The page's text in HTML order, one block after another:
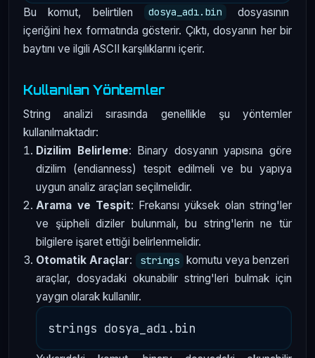
Bu komut, belirtilen dosya_adı.bin
dosyasının
içeriğini hex formatında gösterir. Çıktı, dosyanın her bir
baytını ve ilgili ASCII karşılıklarını içerir.
Kullanılan Yöntemler
String analizi sırasında genellikle şu yöntemler
kullanılmaktadır:
Dizilim Belirleme: Binary dosyanın yapısına göre
dizilim (endianness) tespit edilmeli ve bu yapıya
uygun analiz araçları seçilmelidir.
Arama ve Tespit: Frekansı yüksek olan string'ler
ve şüpheli diziler bulunmalı, bu string'lerin ne tür
bilgilere işaret ettiği belirlenmelidir.
Otomatik Araçlar: strings
komutu veya benzeri
araçlar, dosyadaki okunabilir string'leri bulmak için
yaygın olarak kullanılır.